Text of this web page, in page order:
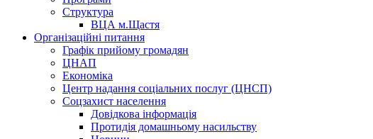
Структура
ВЦА м.Щастя
Організаційні питання
Графік прийому громадян
ЦНАП
Економіка
Центр надання соціальних послуг (ЦНСП)
Соцзахист населення
Довідкова інформація
Протидія домашньому насильству